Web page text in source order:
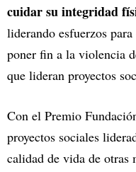
cuidar su integridad
liderando esfuerzos
poner fin a la violencia
que lideran proyectos
Con el Premio
proyectos sociales
calidad de vida de otras